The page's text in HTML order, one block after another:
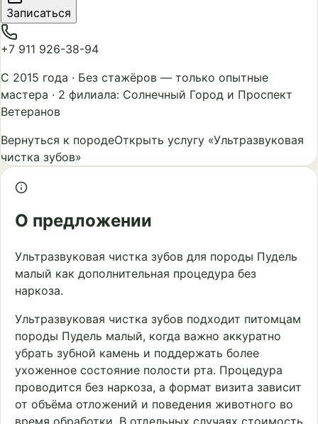
Записаться
+7 911 926-38-94
С 2015 года · Без стажёров — только опытные
мастера · 2 филиала: Солнечный Город и Проспект
Ветеранов
Вернуться к породеОткрыть услугу «Ультразвуковая
чистка зубов»
О предложении
Ультразвуковая чистка зубов для породы Пудель
малый как дополнительная процедура без
наркоза.
Ультразвуковая чистка зубов подходит питомцам
породы Пудель малый, когда важно аккуратно
убрать зубной камень и поддержать более
ухоженное состояние полости рта. Процедура
проводится без наркоза, а формат визита зависит
от объёма отложений и поведения животного во